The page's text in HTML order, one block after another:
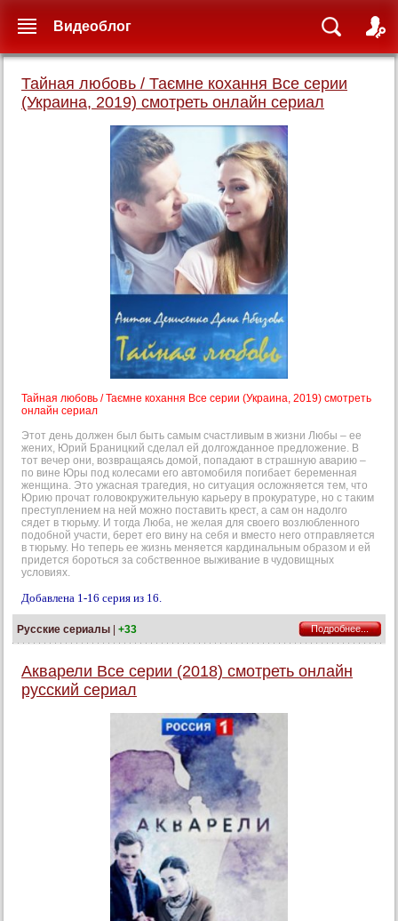
Тайная любовь / Таємне кохання Все серии
(Украина, 2019) смотреть онлайн сериал
Тайная любовь / Таємне кохання Все серии (Украина, 2019) смотреть
онлайн сериал
Этот день должен был быть самым счастливым в жизни Любы – ее
жених, Юрий Браницкий сделал ей долгожданное предложение. В
тот вечер они, возвращаясь домой, попадают в страшную аварию –
по вине Юры под колесами его автомобиля погибает беременная
женщина. Это ужасная трагедия, но ситуация осложняется тем, что
Юрию прочат головокружительную карьеру в прокуратуре, но с таким
преступлением на ней можно поставить крест, а сам он надолго
сядет в тюрьму. И тогда Люба, не желая для своего возлюбленного
подобной участи, берет его вину на себя и вместо него отправляется
в тюрьму. Но теперь ее жизнь меняется кардинальным образом и ей
придется бороться за собственное выживание в чудовищных
условиях.
Добавлена 1-16 серия из 16.
Русские сериалы +33 Подробнее...
Акварели Все серии (2018) смотреть онлайн
русский сериал
Видеоблог